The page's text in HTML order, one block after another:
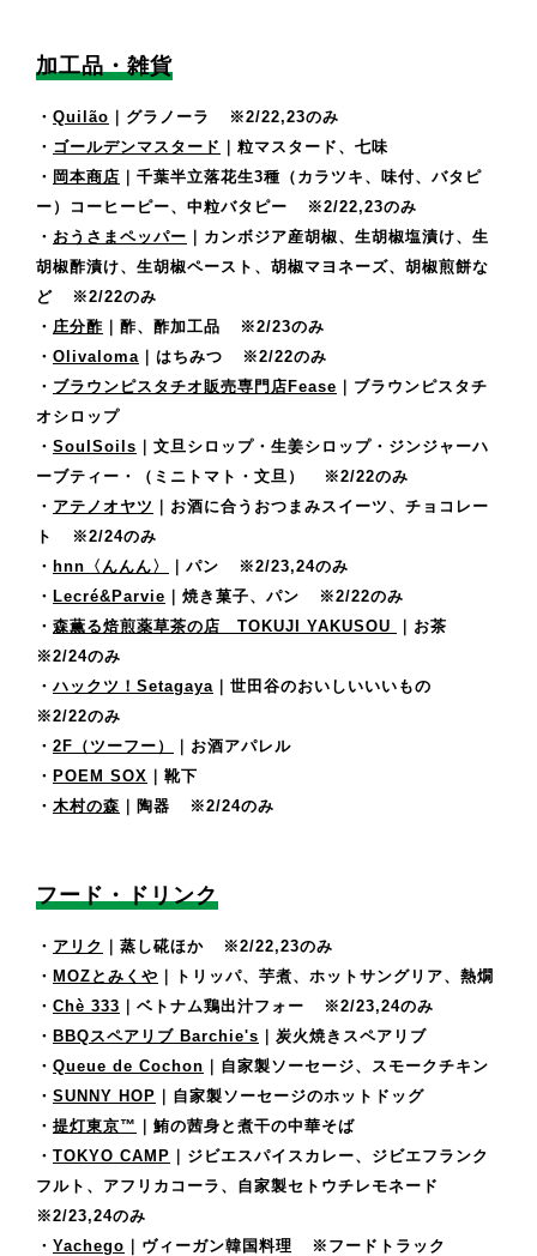
加工品・雑貨
・ Quilão ｜グラノーラ
※2/22,23のみ
・ ゴールデンマスタード ｜粒マスタード、七味
・ 岡本商店 ｜千葉半立落花生3種（カラツキ、味付、バタピ
ー）コーヒーピー、中粒バタピー
※2/22,23のみ
・ おうさまペッパー ｜カンボジア産胡椒、生胡椒塩漬け、生
胡椒酢漬け、生胡椒ペースト、胡椒マヨネーズ、胡椒煎餅な
ど
※2/22のみ
・ 庄分酢 ｜酢、酢加工品
※2/23のみ
・ Olivaloma ｜はちみつ
※2/22のみ
・ ブラウンピスタチオ販売専門店Fease ｜ブラウンピスタチ
オシロップ
・ SoulSoils ｜文旦シロップ・生姜シロップ・ジンジャーハ
ーブティー・（ミニトマト・文旦）
※2/22のみ
・ アテノオヤツ ｜お酒に合うおつまみスイーツ、チョコレー
ト
※2/24のみ
・ hnn〈んんん〉 ｜パン
※2/23,24のみ
・ Lecré&Parvie ｜焼き菓子、パン
※2/22のみ
・ 森薫る焙煎薬草茶の店 TOKUJI YAKUSOU
｜お茶
※2/24のみ
・ ハックツ！Setagaya ｜世田谷のおいしいいいもの
※2/22のみ
・ 2F（ツーフー）
｜お酒アパレル
・ POEM SOX ｜靴下
・ 木村の森 ｜陶器 ※2/24のみ
フード・ドリンク
・ アリク ｜蒸し硴ほか
※2/22,23のみ
・ MOZとみくや ｜トリッパ、芋煮、ホットサングリア、熱燗
・ Chè 333 ｜ベトナム鶏出汁フォー
※2/23,24のみ
・ BBQスペアリブ Barchie's ｜炭火焼きスペアリブ
・ Queue de Cochon ｜自家製ソーセージ、スモークチキン
・ SUNNY HOP ｜自家製ソーセージのホットドッグ
・ 提灯東京™ ｜鮪の茜身と煮干の中華そば
・ TOKYO CAMP ｜ジビエスパイスカレー、ジビエフランク
フルト、アフリカコーラ、自家製セトウチレモネード
※2/23,24のみ
・ Yachego ｜ヴィーガン韓国料理
※フードトラック